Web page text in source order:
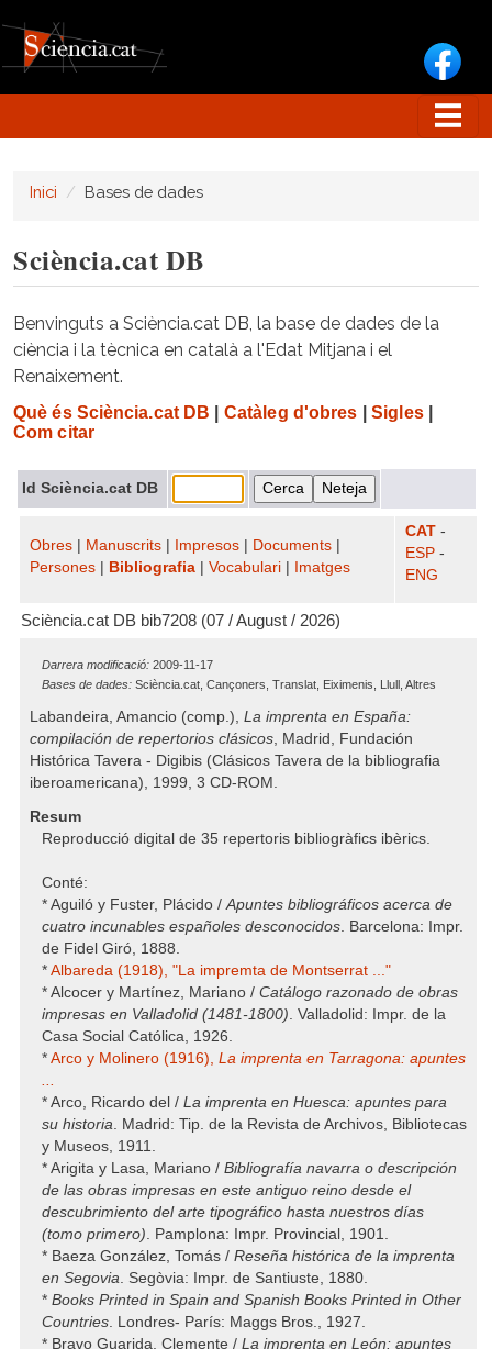
Inici Bases de dades
Sciència.cat DB
Benvinguts a Sciència.cat DB, la base de dades de la
ciència i la tècnica en català a l'Edat Mitjana i el
Renaixement.
Què és Sciència.cat DB Catàleg d'obres Sigles|
Com citar
Id Sciència.cat DB
Obres Manuscrits Impresos Documents
Persones
Bibliografia Vocabulari Imatges
CAT -
ESP -
ENG
Sciència.cat DB bib7208 (07 / August / 2026)
Darrera modificació: 2009-11-17
Bases de dades: Sciència.cat, Cançoners, Translat, Eiximenis, Llull, Altres
Labandeira, Amancio (comp.), La imprenta en España:
compilación de repertorios clásicos, Madrid, Fundación
Histórica Tavera - Digibis (Clásicos Tavera de la bibliografia
iberoamericana), 1999, 3 CD-ROM.
Resum
Reproducció digital de 35 repertoris bibliogràfics ibèrics.
Conté:
* Aguiló y Fuster, Plácido /Apuntes bibliográficos acerca de
cuatro incunables españoles desconocidos. Barcelona: Impr.
de Fidel Giró, 1888.
* Albareda (1918), "La impremta de Montserrat ..."
* Alcocer y Martínez, Mariano / Catálogo razonado de obras
impresas en Valladolid (1481-1800). Valladolid: Impr. de la
Casa Social Católica, 1926.
* Arco y Molinero (1916), La imprenta en Tarragona: apuntes
...
* Arco, Ricardo del / La imprenta en Huesca: apuntes para
su historia. Madrid: Tip. de la Revista de Archivos, Bibliotecas
y Museos, 1911.
* Arigita y Lasa, Mariano / Bibliografía navarra o descripción
de las obras impresas en este antiguo reino desde el
descubrimiento del arte tipográfico hasta nuestros días
(tomo primero). Pamplona: Impr. Provincial, 1901.
* Baeza González, Tomás / Reseña histórica de la imprenta
en Segovia. Segòvia: Impr. de Santiuste, 1880.
* Books Printed in Spain and Spanish Books Printed in Other
Countries. Londres- París: Maggs Bros., 1927.
* Bravo Guarida, Clemente / La imprenta en León: apuntes